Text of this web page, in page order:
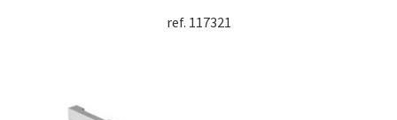
ref. 117321